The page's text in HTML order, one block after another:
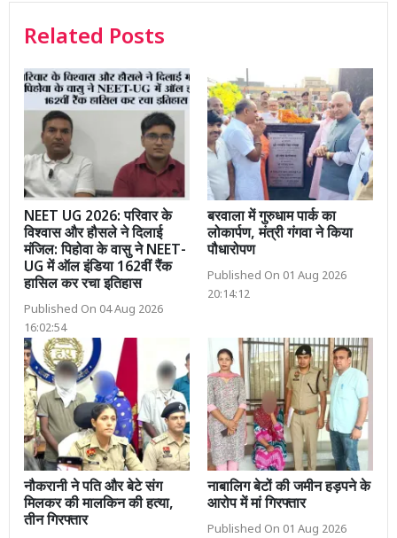
Related Posts
NEET UG 2026: परिवार के
विश्वास और हौसले ने दिलाई
मंजिल: पिहोवा के वासु ने NEET-
UG में ऑल इंडिया 162वीं रैंक
हासिल कर रचा इतिहास
Published On 04 Aug 2026
16:02:54
बरवाला में गुरुधाम पार्क का
लोकार्पण, मंत्री गंगवा ने किया
पौधारोपण
Published On 01 Aug 2026
20:14:12
नौकरानी ने पति और बेटे संग
मिलकर की मालकिन की हत्या,
तीन गिरफ्तार
नाबालिग बेटों की जमीन हड़पने के
आरोप में मां गिरफ्तार
Published On 01 Aug 2026